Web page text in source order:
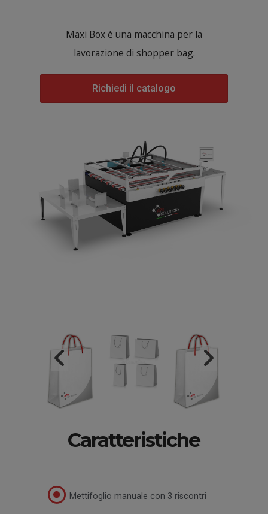
Maxi Box è una macchina per la
lavorazione di shopper bag.
Richiedi il catalogo
Caratteristiche
Mettifoglio manuale con 3 riscontri